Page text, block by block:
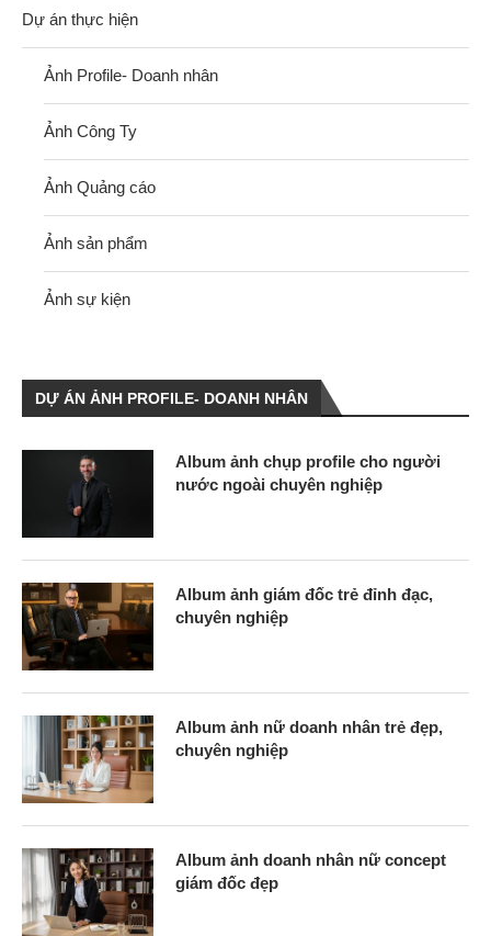
Dự án thực hiện
Ảnh Profile- Doanh nhân
Ảnh Công Ty
Ảnh Quảng cáo
Ảnh sản phẩm
Ảnh sự kiện
DỰ ÁN ẢNH PROFILE- DOANH NHÂN
Album ảnh chụp profile cho người
nước ngoài chuyên nghiệp
Album ảnh giám đốc trẻ đỉnh đạc,
chuyên nghiệp
Album ảnh nữ doanh nhân trẻ đẹp,
chuyên nghiệp
Album ảnh doanh nhân nữ concept
giám đốc đẹp